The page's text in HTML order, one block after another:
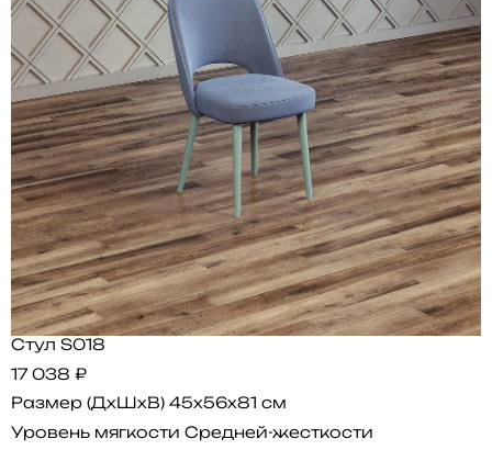
Стул S018
17 038 ₽
Размер (ДхШхВ) 45x56x81 см
Уровень мягкости Средней-жесткости